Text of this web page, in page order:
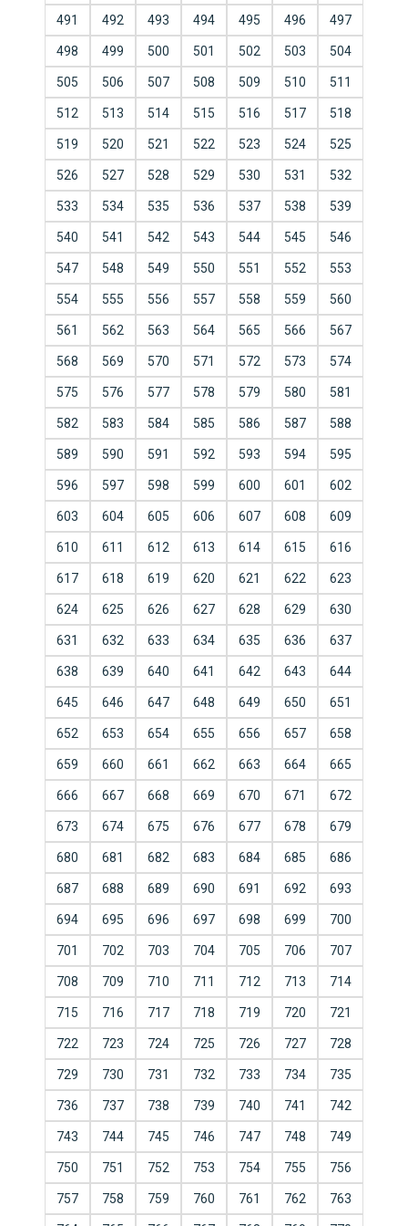
491 492 493 494 495 496 497
498 499 500 501 502 503 504
505 506 507 508 509 510 511
512 513 514 515 516 517 518
519 520 521 522 523 524 525
526 527 528 529 530 531 532
533 534 535 536 537 538 539
540 541 542 543 544 545 546
547 548 549 550 551 552 553
554 555 556 557 558 559 560
561 562 563 564 565 566 567
568 569 570 571 572 573 574
575 576 577 578 579 580 581
582 583 584 585 586 587 588
589 590 591 592 593 594 595
596 597 598 599 600 601 602
603 604 605 606 607 608 609
610 611 612 613 614 615 616
617 618 619 620 621 622 623
624 625 626 627 628 629 630
631 632 633 634 635 636 637
638 639 640 641 642 643 644
645 646 647 648 649 650 651
652 653 654 655 656 657 658
659 660 661 662 663 664 665
666 667 668 669 670 671 672
673 674 675 676 677 678 679
680 681 682 683 684 685 686
687 688 689 690 691 692 693
694 695 696 697 698 699 700
701 702 703 704 705 706 707
708 709 710 711 712 713 714
715 716 717 718 719 720 721
722 723 724 725 726 727 728
729 730 731 732 733 734 735
736 737 738 739 740 741 742
743 744 745 746 747 748 749
750 751 752 753 754 755 756
757 758 759 760 761 762 763